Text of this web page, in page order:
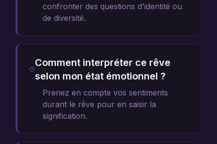
confronter des questions d'identité ou
de diversité.
Comment interpréter ce rêve
selon mon état émotionnel ?
Prenez en compte vos sentiments
durant le rêve pour en saisir la
signification.